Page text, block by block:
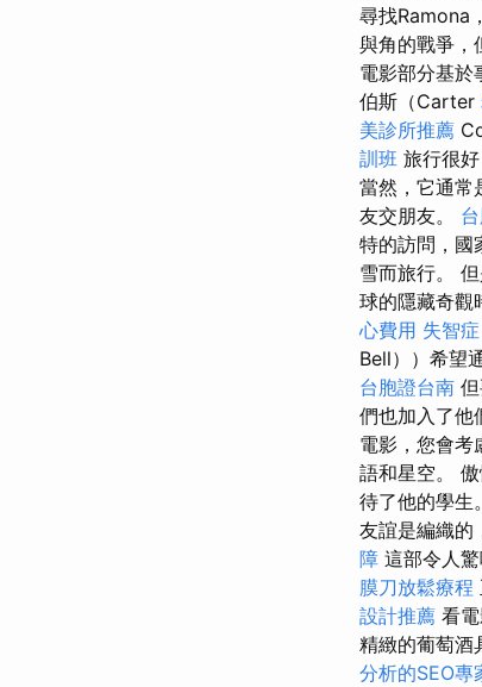
尋找Ramona
與角的戰爭，
電影部分基於
伯斯（Carter
美診所推薦
訓班 旅行很
當然，它通常
友交朋友。
特的訪問，國
雪而旅行。
球的隱藏奇觀
心費用 失智症
Bell））希望
台胞證台南
們也加入了他
電影，您會考
語和星空。
待了他的學生
友誼是編織的
障 這部令人
膜刀放鬆療程
設計推薦 看
精緻的葡萄酒
分析的SEO專